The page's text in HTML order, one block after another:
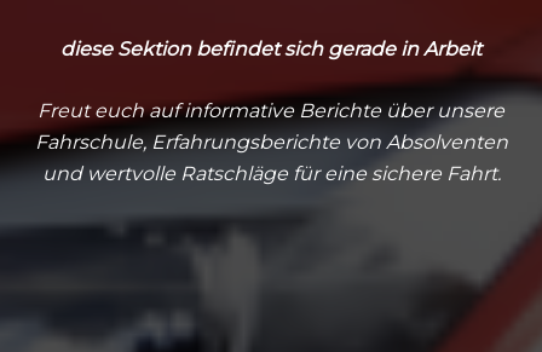
diese Sektion befindet sich gerade in Arbeit
Freut euch auf informative Berichte über unsere
Fahrschule, Erfahrungsberichte von Absolventen
und wertvolle Ratschläge für eine sichere Fahrt.